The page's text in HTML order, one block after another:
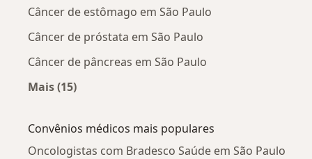
Câncer de estômago em São Paulo
Câncer de próstata em São Paulo
Câncer de pâncreas em São Paulo
Mais (15)
Convênios médicos mais populares
Oncologistas com Bradesco Saúde em São Paulo